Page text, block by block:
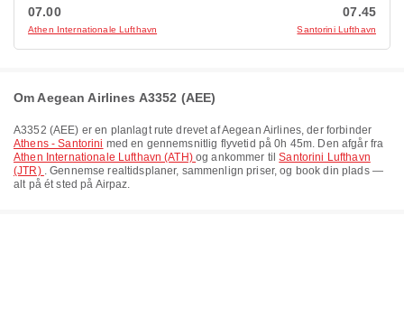
07.00
Athen Internationale Lufthavn
07.45
Santorini Lufthavn
Om Aegean Airlines A3352 (AEE)
A3352 (AEE) er en planlagt rute drevet afAegean Airlines, der forbinder
Athens - Santorini med en gennemsnitlig flyvetid på0h 45m. Den afgår fra
Athen Internationale Lufthavn (ATH)og ankommer tilSantorini Lufthavn
(JTR) . Gennemse realtidsplaner, sammenlign priser, og book din plads —
alt på ét sted på Airpaz.